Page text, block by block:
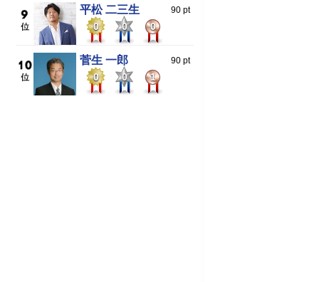
平松 二三生 90 pt
0 0 0
菅生 一郎 90 pt
0 0 1